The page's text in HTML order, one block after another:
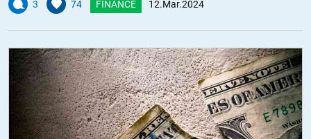
3 74 FINANCE 12.Mar.2024